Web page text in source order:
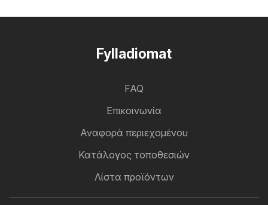
Fylladiomat
FAQ
Επικοινωνία
Αναφορά περιεχομένου
Κατάλογος τοποθεσιών
Λίστα προϊόντων